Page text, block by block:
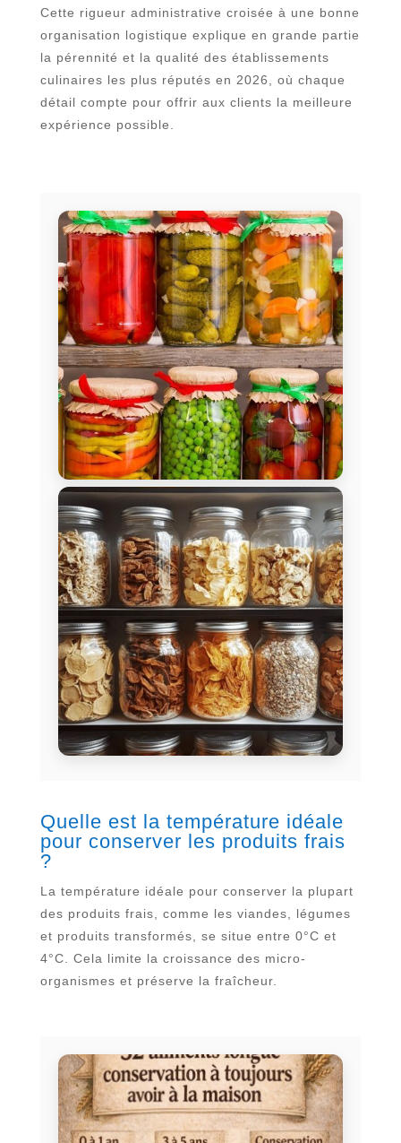
Cette rigueur administrative croisée à une bonne
organisation logistique explique en grande partie
la pérennité et la qualité des établissements
culinaires les plus réputés en 2026, où chaque
détail compte pour offrir aux clients la meilleure
expérience possible.
Quelle est la température idéale
pour conserver les produits frais
?
La température idéale pour conserver la plupart
des produits frais, comme les viandes, légumes
et produits transformés, se situe entre 0°C et
4°C. Cela limite la croissance des micro-
organismes et préserve la fraîcheur.